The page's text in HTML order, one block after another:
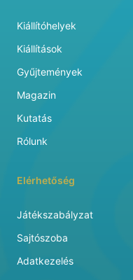
Kiállítóhelyek
Kiállítások
Gyűjtemények
Magazin
Kutatás
Rólunk
Elérhetőség
Játékszabályzat
Sajtószoba
Adatkezelés